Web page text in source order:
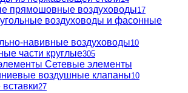
прямошовные воздуховоды17
воздуховоды и фасонные
навивные воздуховоды10
части круглые305
Сетевые элементы
воздушные клапаны10
вставки27